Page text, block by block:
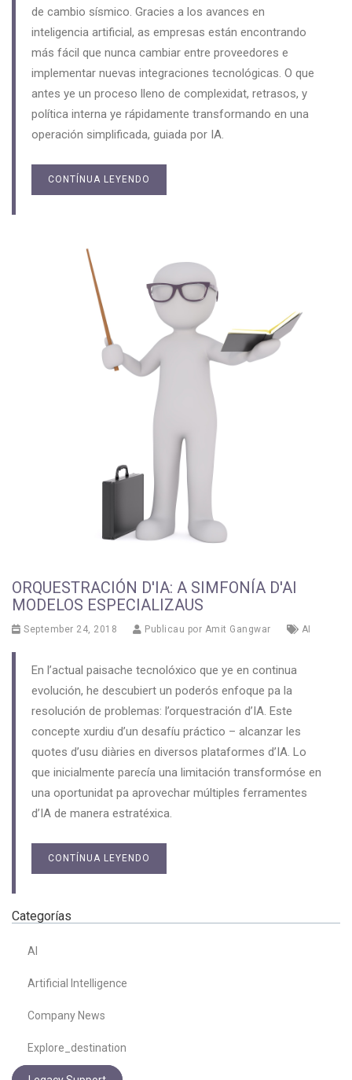
de cambio sísmico. Gracies a los avances en
inteligencia artificial, as empresas están encontrando
más fácil que nunca cambiar entre proveedores e
implementar nuevas integraciones tecnológicas. O que
antes ye un proceso lleno de complexidat, retrasos, y
política interna ye rápidamente transformando en una
operación simplificada, guiada por IA.
CONTÍNUA LEYENDO
ORQUESTRACIÓN D'IA: A SIMFONÍA D'AI
MODELOS ESPECIALIZAUS
September 24, 2018 Publicau por Amit Gangwar AI
En l’actual paisache tecnolóxico que ye en continua
evolución, he descubiert un poderós enfoque pa la
resolución de problemas: l’orquestración d’IA. Este
concepte xurdiu d’un desafíu práctico – alcanzar les
quotes d’usu diàries en diversos plataformes d’IA. Lo
que inicialmente parecía una limitación transformóse en
una oportunidat pa aprovechar múltiples ferramentes
d’IA de manera estratéxica.
CONTÍNUA LEYENDO
Categorías
AI
Artificial Intelligence
Company News
Explore_destination